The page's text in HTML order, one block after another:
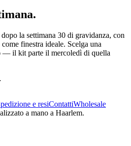
la settimana 30 di gravidanza, con
finestra ideale. Scelga una
— il kit parte il mercoledì di quella
e resiContattiWholesale
a mano a Haarlem.